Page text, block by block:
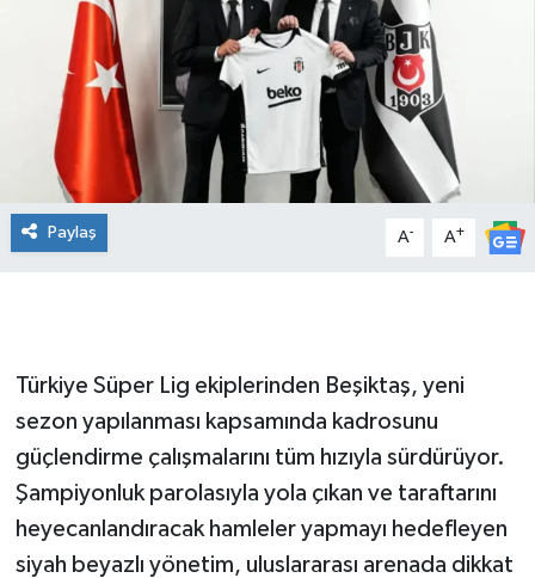
Paylaş A- A+
Türkiye Süper Lig ekiplerinden Beşiktaş, yeni
sezon yapılanması kapsamında kadrosunu
güçlendirme çalışmalarını tüm hızıyla sürdürüyor.
Şampiyonluk parolasıyla yola çıkan ve taraftarını
heyecanlandıracak hamleler yapmayı hedefleyen
siyah beyazlı yönetim, uluslararası arenada dikkat